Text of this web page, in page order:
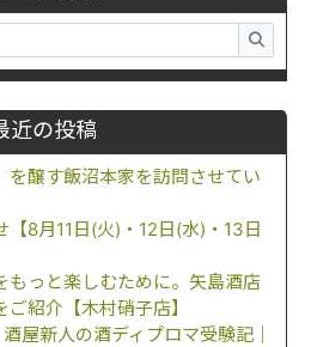
近の投稿
を醸す飯沼本家を訪問させてい
【8月11日(火)・12日(水)・13日
もっと楽しむために。矢島酒店
紹介【木村硝子店】
屋新人の酒ディプロマ受験記｜